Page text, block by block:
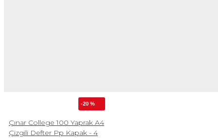
-20 %
Çınar College 100 Yaprak A4
Çizgili Defter Pp Kapak - 4